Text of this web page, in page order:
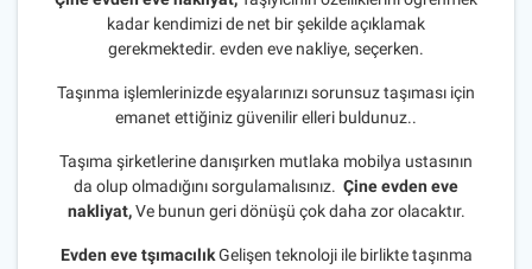
kadar kendimizi de net bir şekilde açıklamak
gerekmektedir. evden eve nakliye, seçerken.
Taşınma işlemlerinizde eşyalarınızı sorunsuz taşıması için
emanet ettiğiniz güvenilir elleri buldunuz..
Taşıma şirketlerine danışırken mutlaka mobilya ustasının
da olup olmadığını sorgulamalısınız. Çine evden eve
nakliyat,Ve bunun geri dönüşü çok daha zor olacaktır.
Evden eve tşımacılıkGelişen teknoloji ile birlikte taşınma